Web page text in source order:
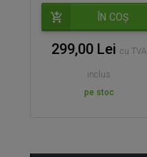
ÎN COȘ
299,00 Lei cu TVA
inclus
pe stoc